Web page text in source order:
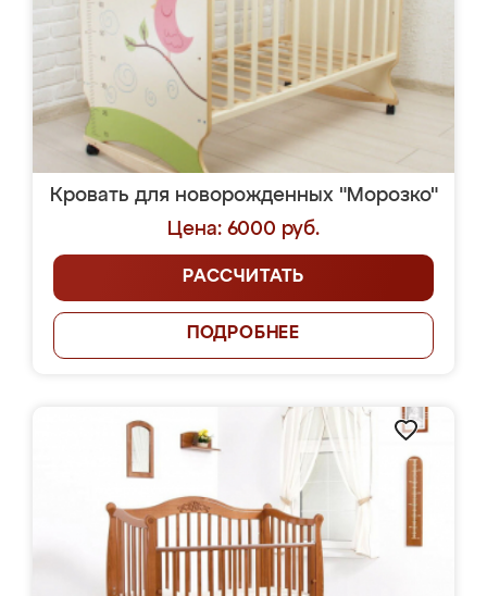
Кровать для новорожденных "Морозко"
Цена: 6000 руб.
РАССЧИТАТЬ
ПОДРОБНЕЕ